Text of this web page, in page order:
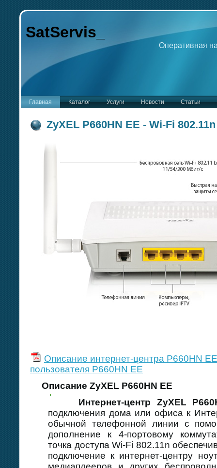
SatServis
Оперативная
Главная Каталог Услуги Новости Статьи
ZyXEL P660HN EE - Wi-Fi
Описание интернет-центра P660HN EE
пользователя P660HN EE
Описание ZyXEL P660HN EE
Интернет-центр ZyXEL
подключения дома или офиса к
обычной телефонной линии с
дополнение к 4-портовому
точка доступа Wi-Fi 802.11n
подключение к интернет-центру